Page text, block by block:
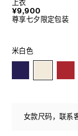
上衣
¥9,900
尊享七夕限定包装
米白色
女款尺码，联系